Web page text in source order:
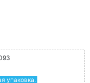
упаковка.